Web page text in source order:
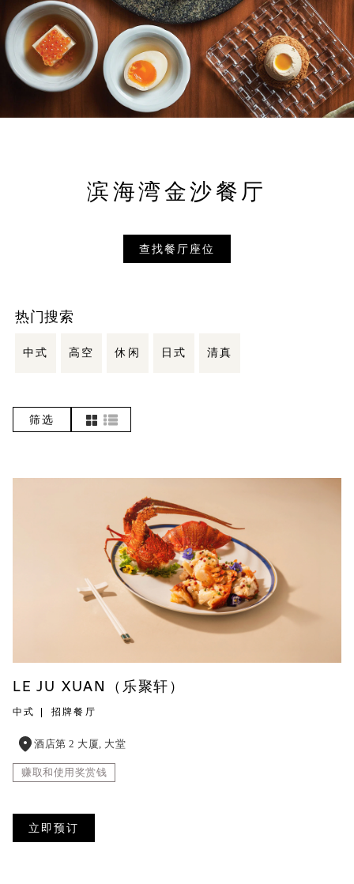
滨海湾金沙餐厅
查找餐厅座位
热门搜索
中式 高空 休闲 日式 清真
筛选
LE JU XUAN（乐聚轩）
中式 招牌餐厅
酒店第 2 大厦, 大堂
赚取和使用奖赏钱
立即预订